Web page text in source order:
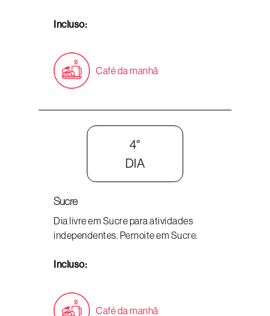
Incluso:
Café da manhã
4°
DIA
Sucre
Dia livre em Sucre para atividades
independentes. Pernoite em Sucre.
Incluso:
Café da manhã